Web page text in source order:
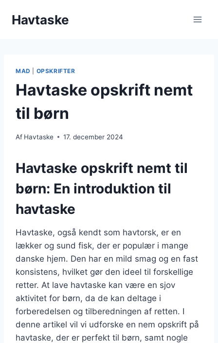
Havtaske
MAD OPSKRIFTER
Havtaske opskrift nemt
til børn
Af Havtaske 17. december 2024
Havtaske opskrift nemt til
børn: En introduktion til
havtaske
Havtaske, også kendt som havtorsk, er en
lækker og sund fisk, der er populær i mange
danske hjem. Den har en mild smag og en fast
konsistens, hvilket gør den ideel til forskellige
retter. At lave havtaske kan være en sjov
aktivitet for børn, da de kan deltage i
forberedelsen og tilberedningen af retten. I
denne artikel vil vi udforske en nem opskrift på
havtaske, der er perfekt til børn, samt nogle